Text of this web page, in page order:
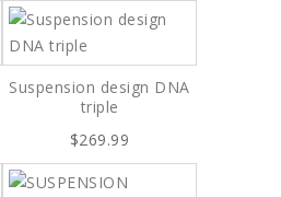
Suspension design DNA
triple
$269.99